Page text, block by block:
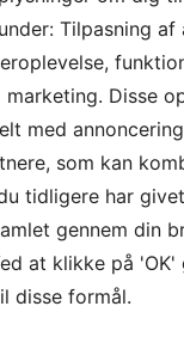
förläsare var
sedan många år. Hon
–
många båtar
inget av
Ute i Europa hade
kompanierna
Tilpasning af
Disse
med
som kan
tidligere har
gennem din
at klikke på 'OK'
disse formål.